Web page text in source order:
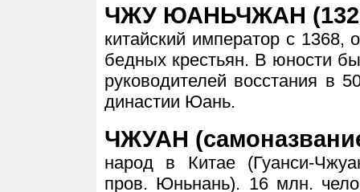
ЧЖУ ЮАНЬЧЖАН
китайский император с 1368,
бедных крестьян. В юности
руководителей восстания в
династии Юань.
ЧЖУАН
народ в Китае (Гуанси-
пров. Юньнань). 16 млн.